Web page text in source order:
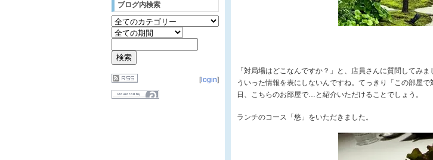
ブログ内検索
[login]
「対局場はどこなんですか？」と、店員さんに質問してみ
ういった情報を表にしないんですね。てっきり「この部屋
日、こちらのお部屋で…と紹介いただけることでしょう。
ランチのコース「悠」をいただきました。